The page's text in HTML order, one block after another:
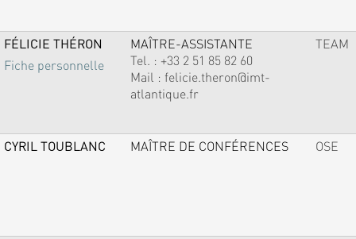
FÉLICIE THÉRON
Fiche personnelle
MAÎTRE-ASSISTANTE
Tel. : +33 2 51 85 82 60
Mail : felicie.theron@imt-
atlantique.fr
TEAM
CYRIL TOUBLANC MAÎTRE DE CONFÉRENCES OSE